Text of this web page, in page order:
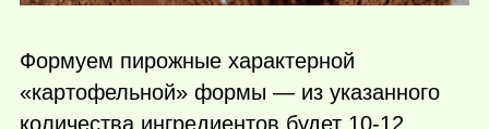
Формуем пирожные характерной
«картофельной» формы — из указанного
количества ингредиентов будет 10-12